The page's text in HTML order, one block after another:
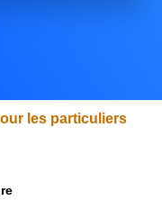
les particuliers